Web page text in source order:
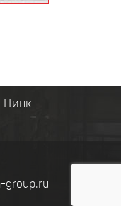
Цинк
group.ru